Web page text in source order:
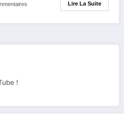
Lire La Suite
!